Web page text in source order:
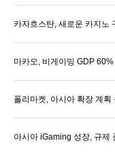
카자흐스탄, 새로운 카지노
마카오, 비게이밍 GDP
폴리마켓, 아시아 확장 계획
아시아 iGaming 성장, 규제